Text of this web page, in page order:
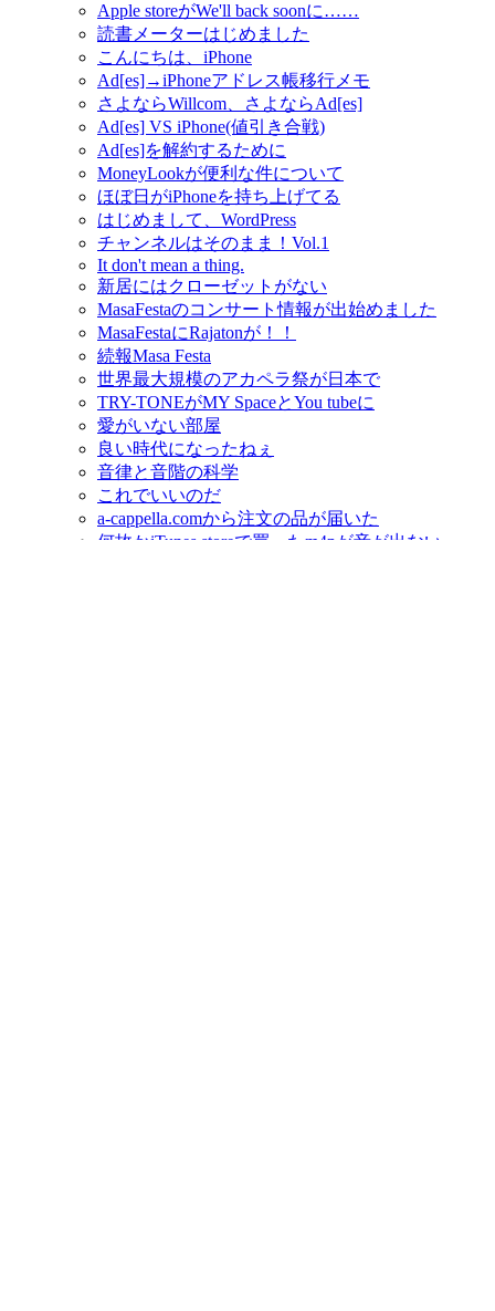
Apple storeがWe'll back soonに……
読書メーターはじめました
こんにちは、iPhone
Ad[es]→iPhoneアドレス帳移行メモ
さよならWillcom、さよならAd[es]
Ad[es] VS iPhone(値引き合戦)
Ad[es]を解約するために
MoneyLookが便利な件について
ほぼ日がiPhoneを持ち上げてる
はじめまして、WordPress
チャンネルはそのまま！Vol.1
It don't mean a thing.
新居にはクローゼットがない
MasaFestaのコンサート情報が出始めました
MasaFestaにRajatonが！！
続報Masa Festa
世界最大規模のアカペラ祭が日本で
TRY-TONEがMY SpaceとYou tubeに
愛がいない部屋
良い時代になったねぇ
音律と音階の科学
これでいいのだ
a-cappella.comから注文の品が届いた
何故かiTunes storeで買ったm4pが音が出ない